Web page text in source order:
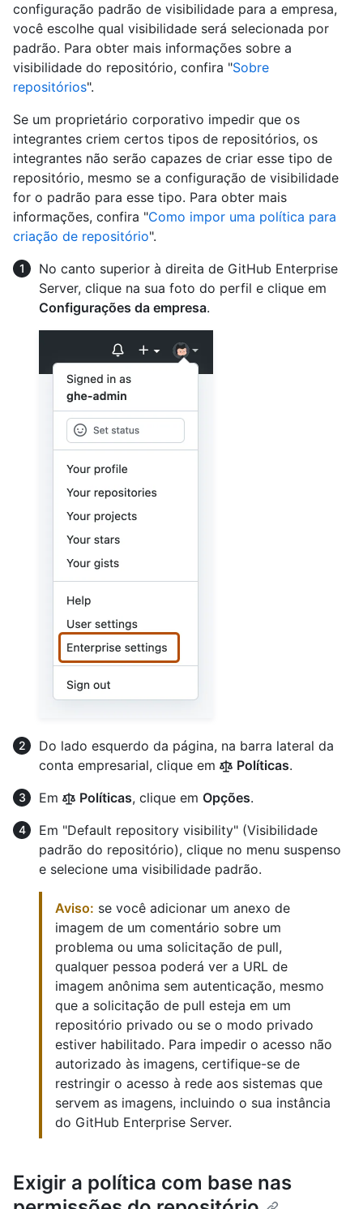
configuração padrão de visibilidade para a empresa,
você escolhe qual visibilidade será selecionada por
padrão. Para obter mais informações sobre a
visibilidade do repositório, confira "Sobre
repositórios".
Se um proprietário corporativo impedir que os
integrantes criem certos tipos de repositórios, os
integrantes não serão capazes de criar esse tipo de
repositório, mesmo se a configuração de visibilidade
for o padrão para esse tipo. Para obter mais
informações, confira "Como impor uma política para
criação de repositório".
No canto superior à direita de GitHub Enterprise
Server, clique na sua foto do perfil e clique em
Configurações da empresa.
Do lado esquerdo da página, na barra lateral da
conta empresarial, clique em
Políticas.
Em
Políticas, clique em Opções.
Em "Default repository visibility" (Visibilidade
padrão do repositório), clique no menu suspenso
e selecione uma visibilidade padrão.
Aviso: se você adicionar um anexo de
imagem de um comentário sobre um
problema ou uma solicitação de pull,
qualquer pessoa poderá ver a URL de
imagem anônima sem autenticação, mesmo
que a solicitação de pull esteja em um
repositório privado ou se o modo privado
estiver habilitado. Para impedir o acesso não
autorizado às imagens, certifique-se de
restringir o acesso à rede aos sistemas que
servem as imagens, incluindo o sua instância
do GitHub Enterprise Server.
Exigir a política com base nas